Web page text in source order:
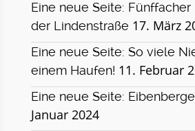
Eine neue Seite:
der Lindenstraße 17. März
Eine neue Seite: So viele
einem Haufen! 11. Februar
Eine neue Seite:
Januar 2024